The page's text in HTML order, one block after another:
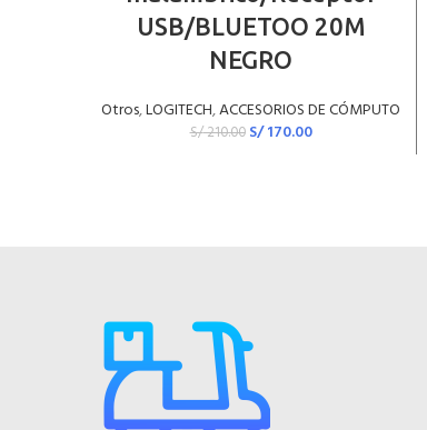
USB/BLUETOO 20M
NEGRO
Otros,LOGITECH,ACCESORIOS DE CÓMPUTO
S/210.00 S/170.00